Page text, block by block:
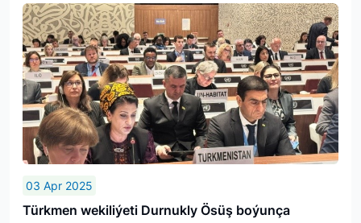
03 Apr 2025
Türkmen wekiliýeti Durnukly Ösüş boýunça